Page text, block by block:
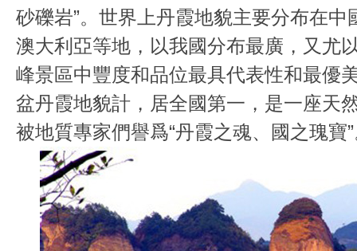
砂礫岩”。世界上丹霞地貌主要分布在
澳大利亞等地，以我國分布最廣，又尤
峰景區中豐度和品位最具代表性和最優
盆丹霞地貌計，居全國第一，是一座天
被地質專家們譽爲“丹霞之魂、國之瑰寶